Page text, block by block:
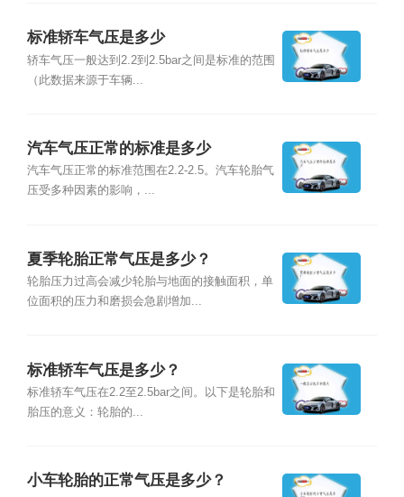
标准轿车气压是多少
轿车气压一般达到2.2到2.5bar之间是标准的范围
（此数据来源于车辆...
汽车气压正常的标准是多少
汽车气压正常的标准范围在2.2-2.5。汽车轮胎气
压受多种因素的影响，...
夏季轮胎正常气压是多少？
轮胎压力过高会减少轮胎与地面的接触面积，单
位面积的压力和磨损会急剧增加...
标准轿车气压是多少？
标准轿车气压在2.2至2.5bar之间。以下是轮胎和
胎压的意义：轮胎的...
小车轮胎的正常气压是多少？